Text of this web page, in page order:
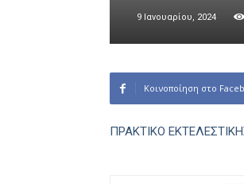
9 Ιανουαρίου, 2024
Κοινοποίηση στο
ΠΡΑΚΤΙΚΟ